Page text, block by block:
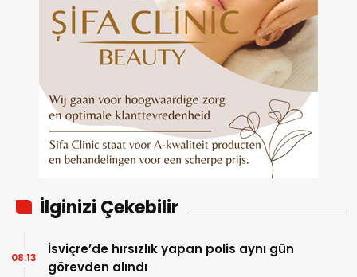
İlginizi Çekebilir
İsviçre’de hırsızlık yapan polis aynı gün
görevden alındı
08:13